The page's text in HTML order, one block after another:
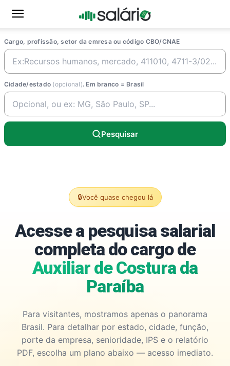
Cargo, profissão, setor da emresa ou código CBO/CNAE
Cidade/estado (opcional). Em branco = Brasil
Pesquisar
🔒Você quase chegou lá
Acesse a pesquisa salarial
completa do cargo de
Auxiliar de Costura da
Paraíba
Para visitantes, mostramos apenas o panorama
Brasil. Para detalhar por estado, cidade, função,
porte da empresa, senioridade, IPS e o relatório
PDF, escolha um plano abaixo — acesso imediato.